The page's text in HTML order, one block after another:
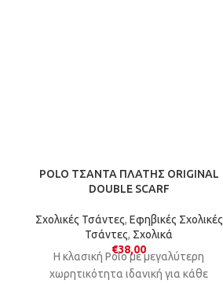
POLO ΤΣΑΝΤΑ ΠΛΑΤΗΣ ORIGINAL
DOUBLE SCARF
Σχολικές Τσάντες, Εφηβικές Σχολικές
Τσάντες, Σχολικά
€38,00
Η κλασική Polo με μεγαλύτερη
χωρητικότητα ιδανική για κάθε